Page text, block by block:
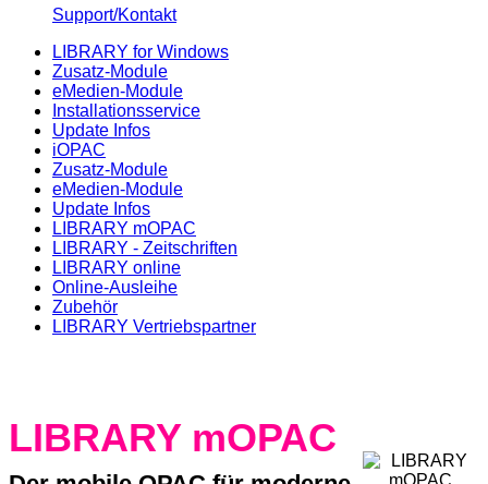
Support/Kontakt
LIBRARY for Windows
Zusatz-Module
eMedien-Module
Installationsservice
Update Infos
iOPAC
Zusatz-Module
eMedien-Module
Update Infos
LIBRARY mOPAC
LIBRARY - Zeitschriften
LIBRARY online
Online-Ausleihe
Zubehör
LIBRARY Vertriebspartner
LIBRARY mOPAC